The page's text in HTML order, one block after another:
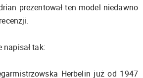
prezentował ten model niedawno
napisał tak:
Herbelin już od 1947